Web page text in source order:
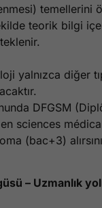
temellerini
teorik bilgi
yalnızca diğer
DFGSM
sciences
(bac+3)
– Uzmanlık